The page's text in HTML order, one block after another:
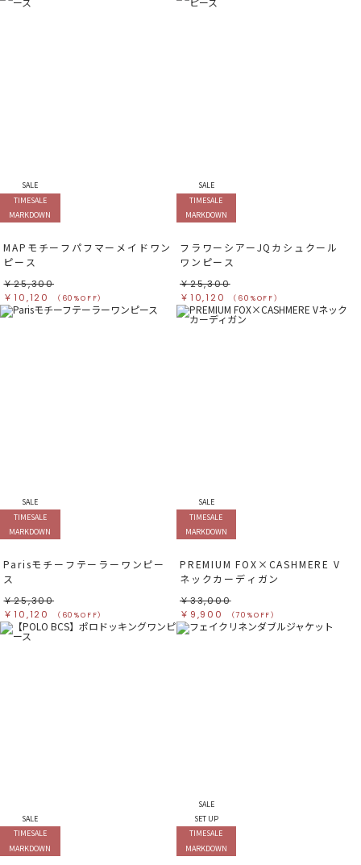
SALE
TIMESALE
MARKDOWN
MAPモチーフパフマーメイドワン
ピース
￥25,300
￥10,120
（60%OFF）
SALE
TIMESALE
MARKDOWN
フラワーシアーJQカシュクール
ワンピース
￥25,300
￥10,120
（60%OFF）
SALE
TIMESALE
MARKDOWN
Parisモチーフテーラーワンピー
ス
￥25,300
￥10,120
（60%OFF）
SALE
TIMESALE
MARKDOWN
PREMIUM FOX×CASHMERE V
ネックカーディガン
￥33,000
￥9,900
（70%OFF）
SALE
TIMESALE
MARKDOWN
SALE
SET UP
TIMESALE
MARKDOWN